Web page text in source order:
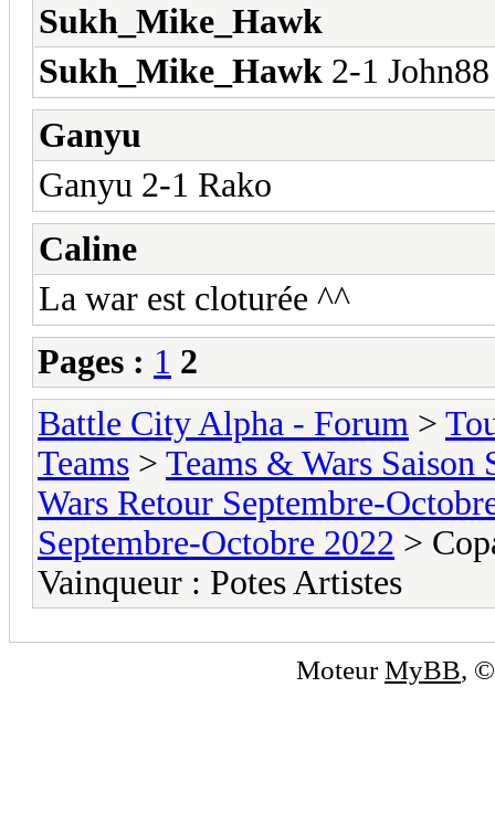
Sukh_Mike_Hawk
Sukh_Mike_Hawk 2-1 John88
Ganyu
Ganyu 2-1 Rako
Caline
La war est cloturée ^^
Pages : 1 2
Battle City Alpha - Forum >
Teams > Teams & Wars Saison
Wars Retour Septembre-
Septembre-Octobre 2022 >
Vainqueur : Potes Artistes
MoteurMyBB,